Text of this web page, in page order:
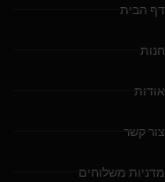
דף הבית
חנות
אודות
צור קשר
מדניות משלוחים